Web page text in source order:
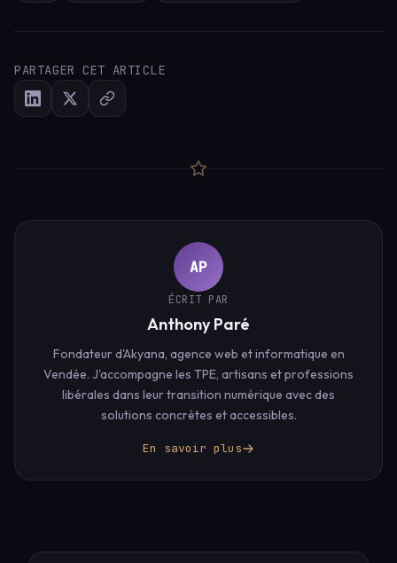
PARTAGER CET ARTICLE
AP
ÉCRIT PAR
Anthony Paré
Fondateur d'Akyana, agence web et informatique en
Vendée. J'accompagne les TPE, artisans et professions
libérales dans leur transition numérique avec des
solutions concrètes et accessibles.
En savoir plus